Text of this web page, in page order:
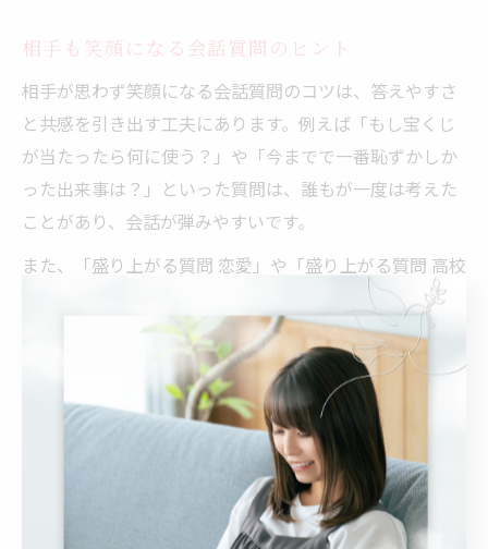
相手も笑顔になる会話質問のヒント
相手が思わず笑顔になる会話質問のコツは、答えやすさ
と共感を引き出す工夫にあります。例えば「もし宝くじ
が当たったら何に使う？」や「今までで一番恥ずかしか
った出来事は？」といった質問は、誰もが一度は考えた
ことがあり、会話が弾みやすいです。
また、「盛り上がる質問 恋愛」や「盛り上がる質問 高校
生」など、相手の年代や興味に合わせてテーマを変える
ことで、より自然なコミュニケーションにつながりま
す。会話が広がるような質問を選ぶことが、笑顔を引き
出すポイントです。
ただし、プライバシーに配慮し、相手が答えにくいと感
じる話題は避けるようにしましょう。安心して話せる雰